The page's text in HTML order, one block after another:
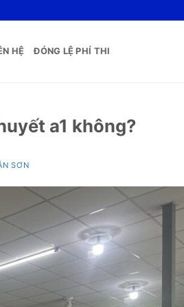
HỆ ĐÓNG LỆ PHÍ THI
a1 không?
SƠN